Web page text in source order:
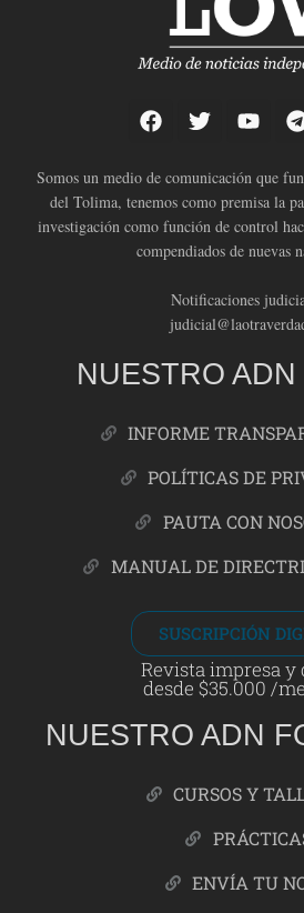
Somos un medio de comunicación que
del Tolima, tenemos como premisa la
investigación como función de control
compendiados de nuevas
Notificaciones
NUESTRO
INFORME
POLÍTICAS DE
PAUTA CON
MANUAL DE
SUSCRIPCIÓN
Revista impresa
desde $35.000 /
NUESTRO ADN
CURSOS Y
ENVÍA TU